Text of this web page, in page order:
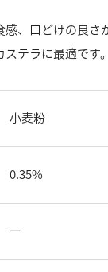
感、口どけの良さ
テラに最適です。
小麦粉
0.35%
ー